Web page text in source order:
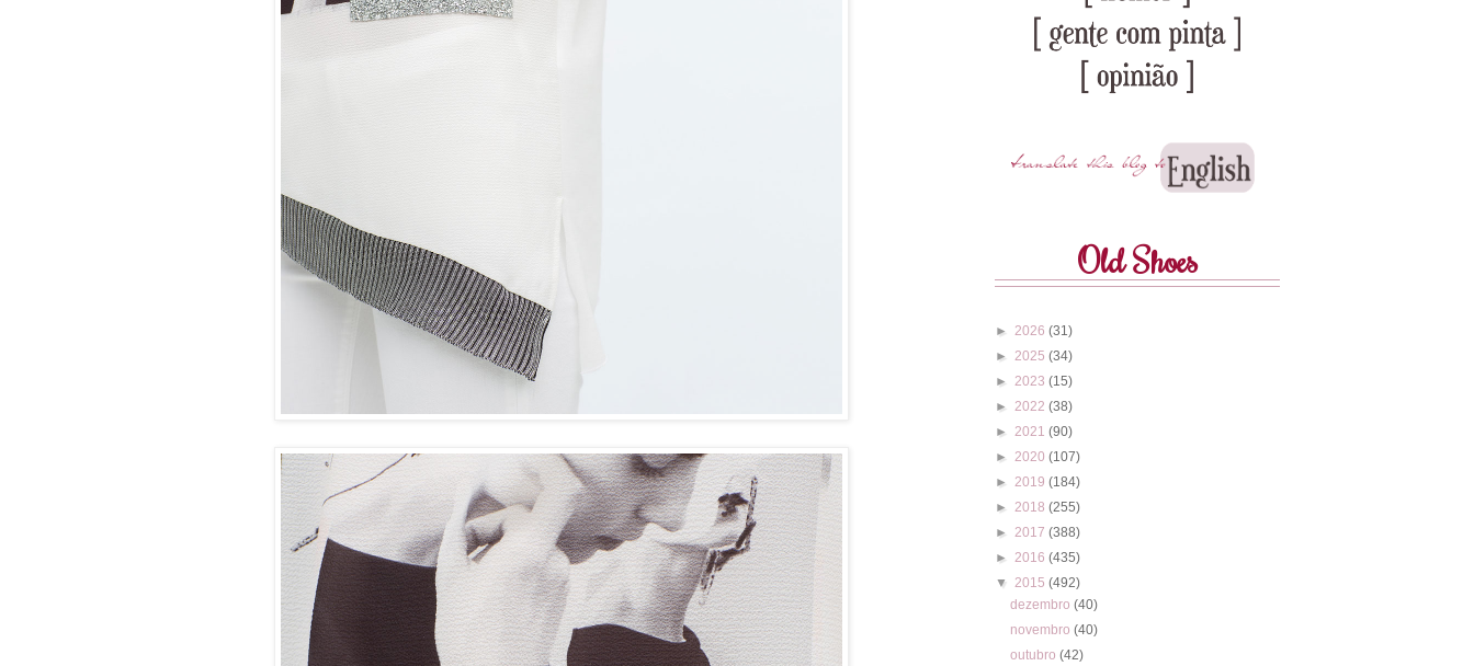
Old Shoes
► 2026 (31)
► 2025 (34)
► 2023 (15)
► 2022 (38)
► 2021 (90)
► 2020 (107)
► 2019 (184)
► 2018 (255)
► 2017 (388)
► 2016 (435)
▼ 2015 (492)
dezembro(40)
novembro(40)
outubro(42)